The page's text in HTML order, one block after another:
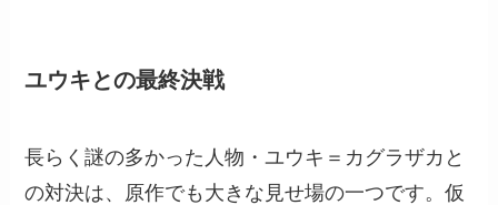
ユウキとの最終決戦
長らく謎の多かった人物・ユウキ＝カグラザカと
の対決は、原作でも大きな見せ場の一つです。仮